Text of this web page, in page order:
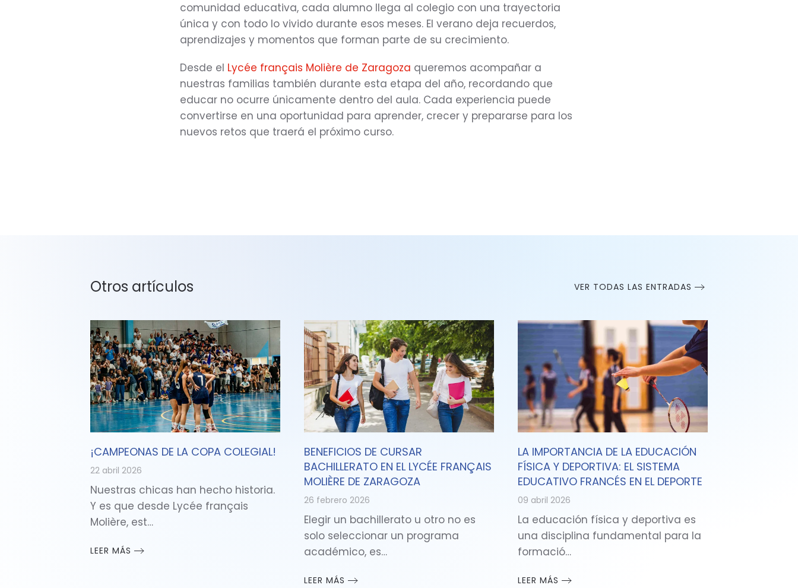
comunidad educativa, cada alumno llega al colegio con una trayectoria
única y con todo lo vivido durante esos meses. El verano deja recuerdos,
aprendizajes y momentos que forman parte de su crecimiento.
Desde el Lycée français Molière de Zaragoza queremos acompañar a
nuestras familias también durante esta etapa del año, recordando que
educar no ocurre únicamente dentro del aula. Cada experiencia puede
convertirse en una oportunidad para aprender, crecer y prepararse para los
nuevos retos que traerá el próximo curso.
Otros artículos VER TODAS LAS ENTRADAS
¡CAMPEONAS DE LA COPA COLEGIAL!
22 abril 2026
Nuestras chicas han hecho historia.
Y es que desde Lycée français
Molière, est…
LEER MÁS
BENEFICIOS DE CURSAR
BACHILLERATO EN EL LYCÉE FRANÇAIS
MOLIÈRE DE ZARAGOZA
26 febrero 2026
Elegir un bachillerato u otro no es
solo seleccionar un programa
académico, es…
LEER MÁS
LA IMPORTANCIA DE LA EDUCACIÓN
FÍSICA Y DEPORTIVA: EL SISTEMA
EDUCATIVO FRANCÉS EN EL DEPORTE
09 abril 2026
La educación física y deportiva es
una disciplina fundamental para la
formació…
LEER MÁS